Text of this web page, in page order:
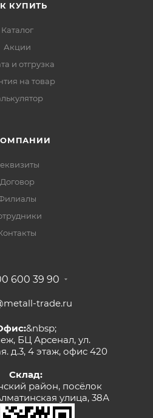
КУПИТЬ
Каталог
Акции
и отгрузка
на товар
Договор
600 39 90
trade.ru
&nbsp;
БЦ Арсенал, ул.
д.3, 4 этаж, офис 420
Склад:
район, посёлок
улица, 38А